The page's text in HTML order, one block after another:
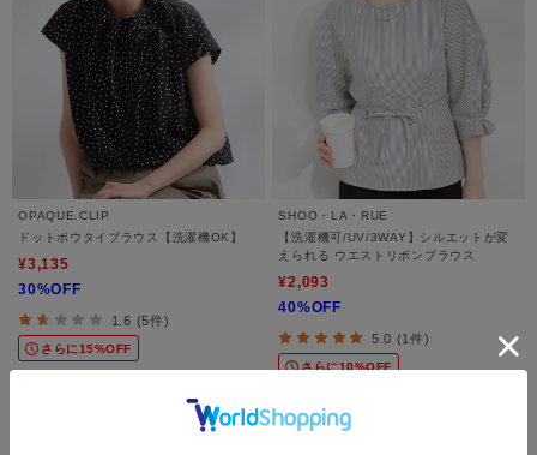
OPAQUE.CLIP
ドットボウタイブラウス【洗濯機OK】
¥3,135
30%OFF
1.6 (5件)
さらに15%OFF
SHOO・LA・RUE
【洗濯機可/UV/3WAY】シルエットが変
えられる ウエストリボンブラウス
¥2,093
40%OFF
5.0 (1件)
さらに10%OFF